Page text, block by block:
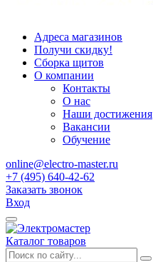
Адреса магазинов
Получи скидку!
Сборка щитов
О компании
Контакты
О нас
Наши достижения
Вакансии
Обучение
online@electro-master.ru
+7 (495) 640-42-62
Заказать звонок
Вход
Каталог товаров